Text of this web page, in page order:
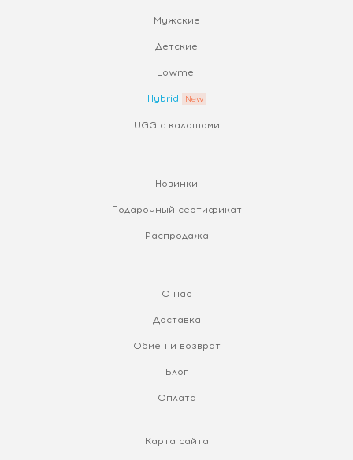
Мужские
Детские
Lowmel
Hybrid
UGG с калошами
Новинки
Подарочный сертификат
Распродажа
О нас
Доставка
Обмен и возврат
Блог
Оплата
Карта сайта